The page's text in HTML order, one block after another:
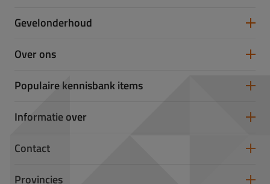
Vloerisolatie
Gevelonderhoud
Gevelrenovatie
Over ons
Partners
Populaire kennisbank items
Isolatiewaarde berekenen
Informatie over
Koudebrug
Contact
Provincies